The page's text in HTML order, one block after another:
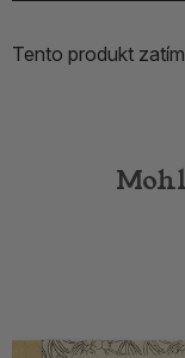
Tento produkt